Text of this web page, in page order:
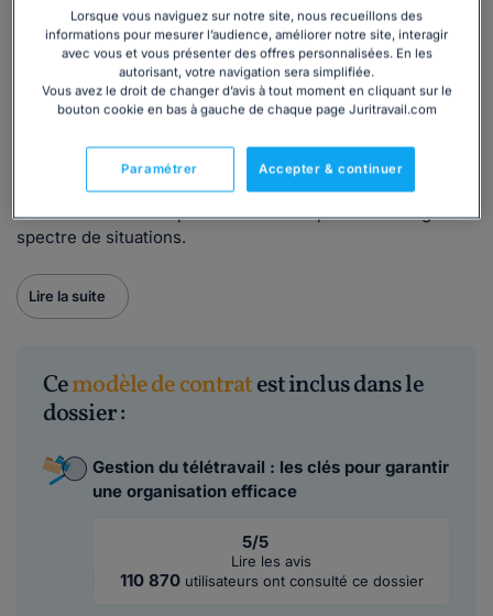
L’avantage de conclure un accord collectif est de fixer les
règles de mise en place du télétravail communes à tous
les télétravailleurs. Il met en place un cadre clair et
uniforme à l'échelle de l'entreprise.
👉 Notre modèle d'accord collectif de mise en place du
offrir un documentconforme à la réglementation
des clauses obligatoires, nos juristes l'ont enrichi de
clauses facultatives pour vous aider à prévoir un large
spectre de situations.
Lire la suite
Cemodèle de contratest inclus dans le
dossier :
Gestion du télétravail : les clés pour garantir
une organisation efficace
5/5
Lire les avis
110 870 utilisateurs ont consulté ce dossier
Lorsque vous naviguez sur notre site, nous recueillons des
informations pour mesurer l’audience, améliorer notre site, interagir
avec vous et vous présenter des offres personnalisées. En les
autorisant, votre navigation sera simplifiée.
Vous avez le droit de changer d’avis à tout moment en cliquant sur le
bouton cookie en bas à gauche de chaque page Juritravail.com
Accepter & continuer
Paramétrer